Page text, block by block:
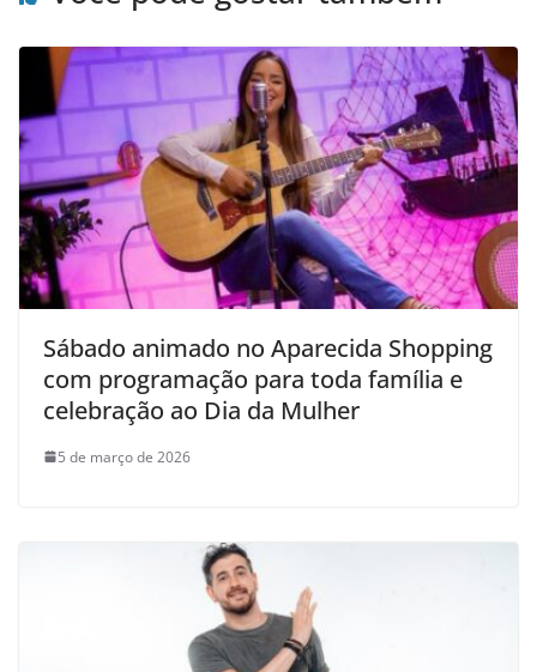
Sábado animado no Aparecida Shopping
com programação para toda família e
celebração ao Dia da Mulher
5 de março de 2026